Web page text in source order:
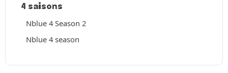
4 saisons
Nblue 4 Season 2
Nblue 4 season